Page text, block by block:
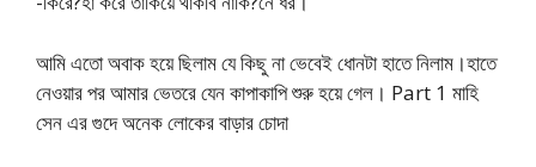
আমি এতো অবাক হয়ে ছিলাম যে কিছু না ভেবেই ধোনটা হাতে নিলাম।হাতে
নেওয়ার পর আমার ভেতরে যেন কাপাকাপি শুরু হয়ে গেল। Part 1 মাহি
সেন এর গুদে অনেক লোকের বাড়ার চোদা